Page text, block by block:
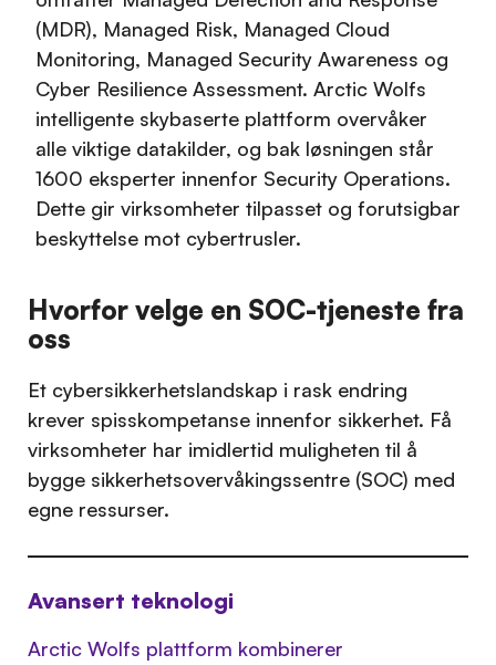
(MDR), Managed Risk, Managed Cloud
Monitoring, Managed Security Awareness og
Cyber Resilience Assessment. Arctic Wolfs
intelligente skybaserte plattform overvåker
alle viktige datakilder, og bak løsningen står
1600 eksperter innenfor Security Operations.
Dette gir virksomheter tilpasset og forutsigbar
beskyttelse mot cybertrusler.
Hvorfor velge en SOC-tjeneste fra
oss
Et cybersikkerhetslandskap i rask endring
krever spisskompetanse innenfor sikkerhet. Få
virksomheter har imidlertid muligheten til å
bygge sikkerhetsovervåkingssentre (SOC) med
egne ressurser.
Avansert teknologi
Arctic Wolfs plattform kombinerer